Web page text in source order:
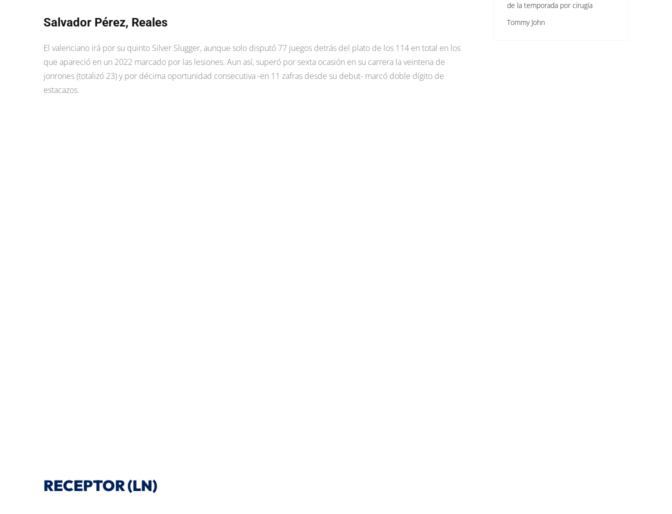
Salvador Pérez, Reales
El valenciano irá por su quinto Silver Slugger, aunque solo disputó 77 juegos detrás del plato de los 114 en total en los
que apareció en un 2022 marcado por las lesiones. Aun así, superó por sexta ocasión en su carrera la veintena de
jonrones (totalizó 23) y por décima oportunidad consecutiva -en 11 zafras desde su debut- marcó doble dígito de
estacazos.
RECEPTOR (LN)
de la temporada por cirugía
Tommy John